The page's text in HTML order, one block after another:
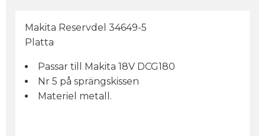
Makita Reservdel 34649-5
Platta
Passar till Makita 18V DCG180
Nr 5 på sprängskissen
Materiel metall.